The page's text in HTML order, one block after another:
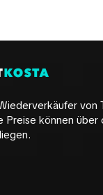
von
Preise können über